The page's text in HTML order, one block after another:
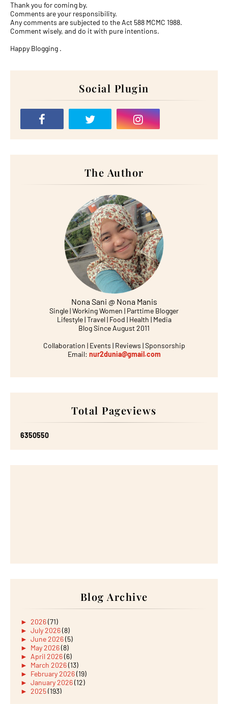
Thank you for coming by.
Comments are your responsibility.
Any comments are subjected to the Act 588 MCMC 1988.
Comment wisely, and do it with pure intentions.
Happy Blogging .
Social Plugin
The Author
Nona Sani @ Nona Manis
Single | Working Women | Parttime Blogger
Lifestyle | Travel | Food | Health | Media
Blog Since August 2011
Collaboration | Events | Reviews | Sponsorship
Email: nur2dunia@gmail.com
Total Pageviews
6350550
Blog Archive
► 2026(71)
► July 2026(8)
► June 2026(5)
► May 2026(8)
► April 2026(6)
► March 2026(13)
► February 2026(19)
► January 2026(12)
► 2025(193)